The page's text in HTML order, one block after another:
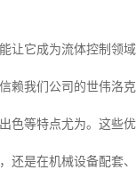
它成为流体控制领
我们公司的世伟洛
色等特点尤为。这些
还是在机械设备配套